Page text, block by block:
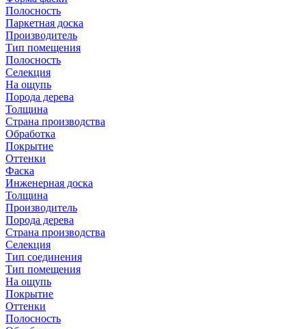
Полосность
Паркетная доска
Производитель
Тип помещения
Полосность
Селекция
На ощупь
Порода дерева
Толщина
Страна производства
Обработка
Покрытие
Оттенки
Фаска
Инженерная доска
Толщина
Производитель
Порода дерева
Страна производства
Селекция
Тип соединения
Тип помещения
На ощупь
Покрытие
Оттенки
Полосность